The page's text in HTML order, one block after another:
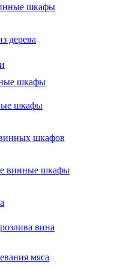
шкафы
дерева
шкафы
шкафы
шкафов
винные шкафы
вина
мяса